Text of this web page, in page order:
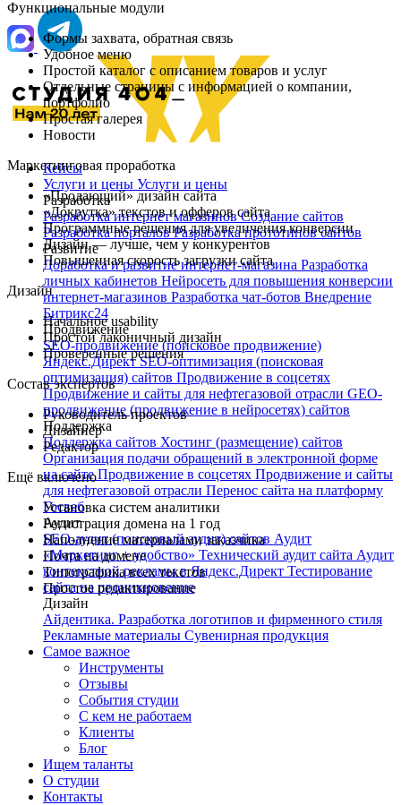
Кейсы
Услуги и цены Услуги и цены
Разработка
Разработка интернет магазиновСоздание сайтов
Разработка порталовРазработка прототипов сайтов
Развитие
Доработка и развитие интернет‑магазина Разработка
личных кабинетов Нейросеть для повышения конверсии
интернет-магазинов Разработка чат‑ботов Внедрение
Битрикс24
Продвижение
SEO-продвижение (поисковое продвижение)
Яндекс.ДиректSEO-оптимизация (поисковая
оптимизация) сайтов Продвижение в соцсетях
Продвижение и сайты для нефтегазовой отрасли GEO-
продвижение (продвижение в нейросетях) сайтов
Поддержка
Поддержка сайтов Хостинг (размещение) сайтов
Организация подачи обращений в электронной форме
на сайтеПродвижение в соцсетях Продвижение и сайты
для нефтегазовой отрасли Перенос сайта на платформу
Госвеб
Аудит
SEO-аудит (поисковый аудит) сайтов Аудит
«Маркетинг + удобство» Технический аудит сайта Аудит
контекстной рекламы в Яндекс.Директ Тестирование
сайта на проникновение
Дизайн
Айдентика. Разработка логотипов и фирменного стиля
Рекламные материалы Сувенирная продукция
Самое важное
Инструменты
Отзывы
События студии
С кем не работаем
Клиенты
Блог
Ищем таланты
О студии
Контакты
Функциональные модули
Формы захвата, обратная связь
Удобное меню
Простой каталог с описанием товаров и услуг
Отдельные страницы с информацией о компании,
портфолио
Простая галерея
Новости
Маркетинговая проработка
«Продающий» дизайн сайта
«Докрутка» текстов и офферов сайта
Программные решения для увеличения конверсии
Дизайн — лучше, чем у конкурентов
Повышенная скорость загрузки сайта
Дизайн
Начальное usability
Простой лаконичный дизайн
Проверенные решения
Состав экспертов
Руководитель проектов
Дизайнер
Редактор
Ещё включено
Установка систем аналитики
Регистрация домена на 1 год
Наполнение материалами заказчика
Почта на домене
Типографика всех текстов
Простое редактирование